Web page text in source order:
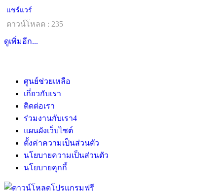
แชร์แวร์
ดาวน์โหลด : 235
ดูเพิ่มอีก...
ศูนย์ช่วยเหลือ
เกี่ยวกับเรา
ติดต่อเรา
ร่วมงานกับเรา4
แผนผังเว็บไซต์
ตั้งค่าความเป็นส่วนตัว
นโยบายความเป็นส่วนตัว
นโยบายคุกกี้